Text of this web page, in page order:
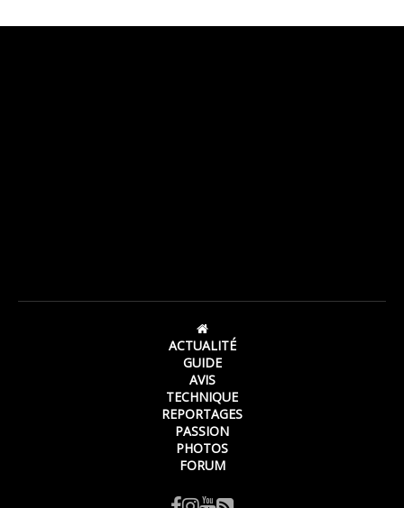
ACTUALITÉ
GUIDE
AVIS
TECHNIQUE
REPORTAGES
PASSION
PHOTOS
FORUM